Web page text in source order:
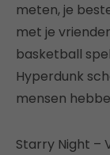
meten, je
met je
basketball
Hyperdunk
mensen
Starry Night –